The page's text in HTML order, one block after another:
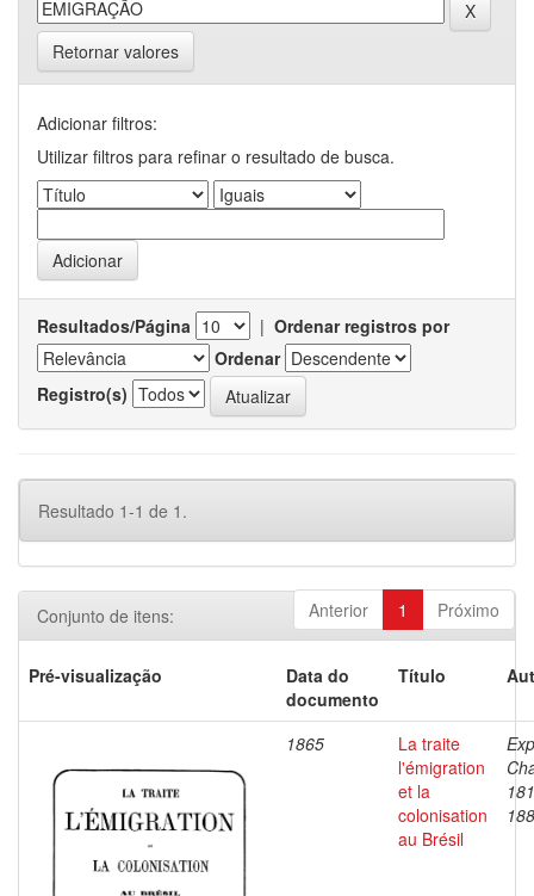
Retornar valores
Adicionar filtros:
Utilizar filtros para refinar o resultado de busca.
Resultados/Página | Ordenar registros por
Ordenar
Registro(s)
Resultado 1-1 de 1.
Anterior 1 Próximo
Conjunto de itens:
Pré-visualização
Data do
documento
Título
1865
La traite
l'émigration
et la
colonisation
au Brésil